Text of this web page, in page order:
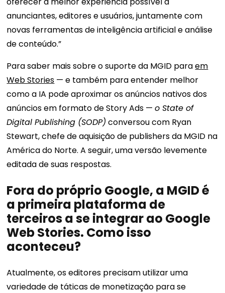
anunciantes, editores e usuários, juntamente com
novas ferramentas de inteligência artificial e análise
de conteúdo.”
Para saber mais sobre o suporte da MGID paraem
Web Stories — e também para entender melhor
como a IA pode aproximar os anúncios nativos dos
anúncios em formato de Story Ads —o State of
Digital Publishing (SODP) conversou com Ryan
Stewart, chefe de aquisição de publishers da MGID na
América do Norte. A seguir, uma versão levemente
editada de suas respostas.
Fora do próprio Google, a MGID é
a primeira plataforma de
terceiros a se integrar ao Google
Web Stories. Como isso
aconteceu?
Atualmente, os editores precisam utilizar uma
variedade de táticas de monetização para se